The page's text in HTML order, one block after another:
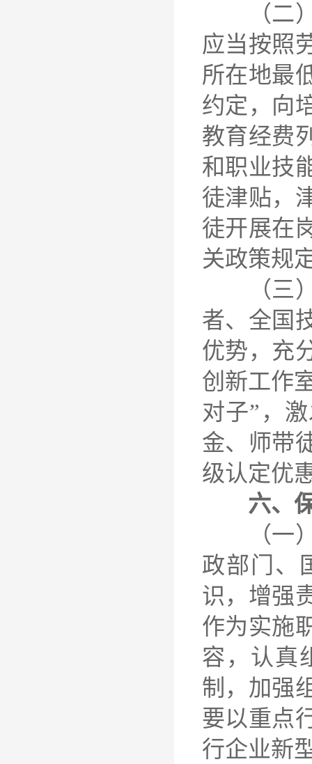
（二）
应当按照
所在地最
约定，向
教育经费
和职业技
徒津贴，
徒开展在
关政策规
（三）
者、全国
优势，充
创新工作
对子”，
金、师带
级认定优
六、
（一）
政部门、
识，增强
作为实施
容，认真
制，加强
要以重点
行企业新